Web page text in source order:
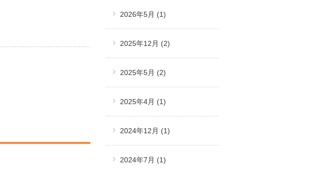
2026年5月 (1)
2025年12月 (2)
2025年5月 (2)
2025年4月 (1)
2024年12月 (1)
2024年7月 (1)